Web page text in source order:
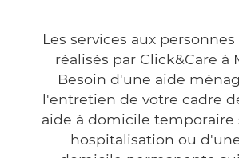
Les services aux
réalisés par Click&Care à
Besoin d'une aide
l'entretien de votre cadre
aide à domicile temporaire
hospitalisation ou